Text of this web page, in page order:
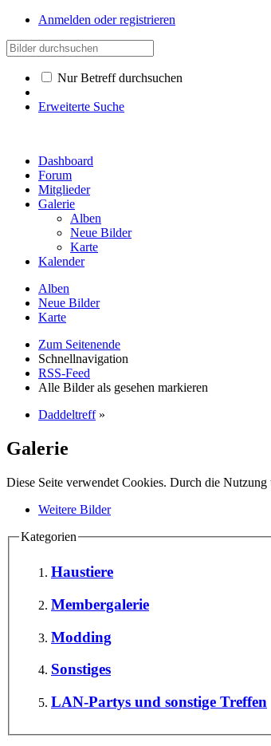
Anmelden oder registrieren
Nur Betreff durchsuchen
Erweiterte Suche
Dashboard
Forum
Mitglieder
Galerie
Alben
Neue Bilder
Karte
Kalender
Alben
Neue Bilder
Karte
Zum Seitenende
Schnellnavigation
RSS-Feed
Alle Bilder als gesehen markieren
Daddeltreff »
Galerie
Diese Seite verwendet Cookies. Durch die Nutzung
Weitere Bilder
Kategorien
Haustiere
Membergalerie
Modding
Sonstiges
LAN-Partys und sonstige Treffen